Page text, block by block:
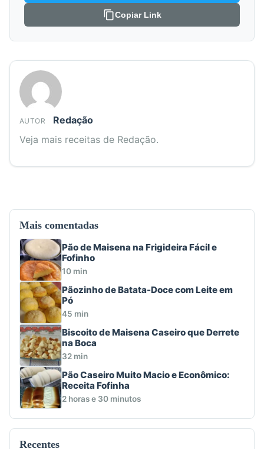
Mais comentadas
Pão de Maisena na Frigideira Fácil e
Fofinho
10 min
Pãozinho de Batata-Doce com Leite em
Pó
45 min
Biscoito de Maisena Caseiro que Derrete
na Boca
32 min
Pão Caseiro Muito Macio e Econômico:
Receita Fofinha
2 horas e 30 minutos
Recentes
Copiar Link
AUTOR
Redação
Veja mais receitas de Redação.